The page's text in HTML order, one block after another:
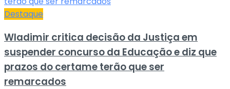
Destaque
Wladimir critica decisão da Justiça em
suspender concurso da Educação e diz que
prazos do certame terão que ser
remarcados